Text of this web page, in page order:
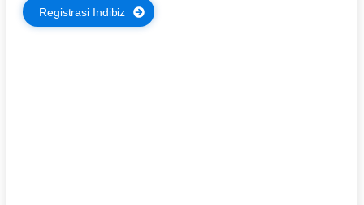
Registrasi Indibiz